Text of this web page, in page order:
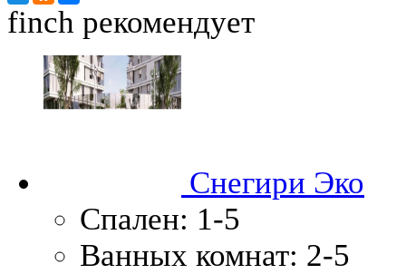
finch рекомендует
Снегири Эко
Спален: 1-5
Ванных комнат: 2-5